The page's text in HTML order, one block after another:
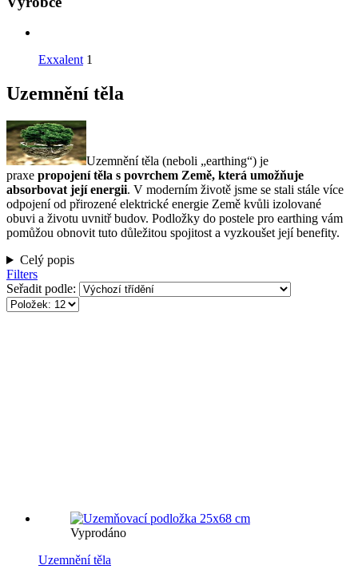
Exxalent 1
Uzemnění těla
Uzemnění těla (neboli „earthing“) je
praxe propojení těla s povrchem Země, která umožňuje
absorbovat její energii. V moderním životě jsme se stali stále více
odpojení od přirozené elektrické energie Země kvůli izolované
obuvi a životu uvnitř budov. Podložky do postele pro earthing vám
pomůžou obnovit tuto důležitou spojitost a vyzkoušet její benefity.
Celý popis
Filters
Seřadit podle:
Vyprodáno
Uzemnění těla